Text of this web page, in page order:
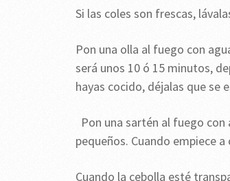
Si las coles son frescas,
Pon una olla al fuego con
será unos 10 ó 15 minutos,
hayas cocido, déjalas que se
Pon una sartén al fuego
pequeños. Cuando empiece
Cuando la cebolla esté